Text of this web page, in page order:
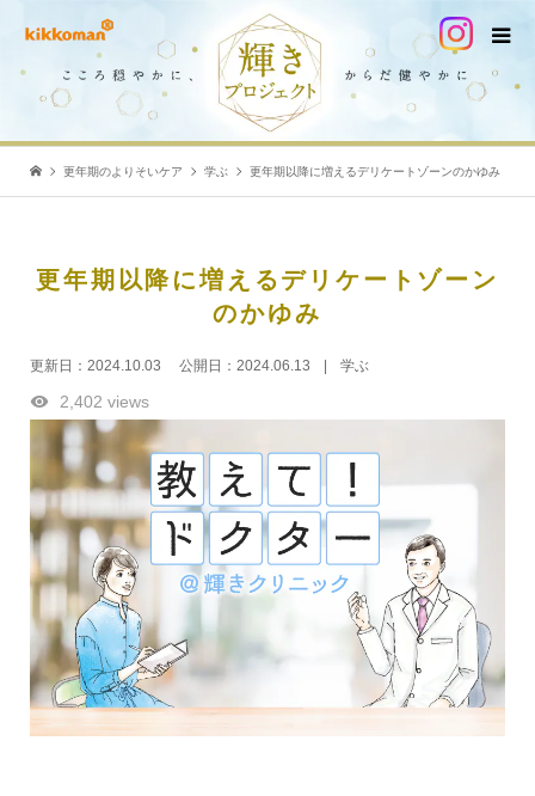
更年期のよりそいケア 学ぶ 更年期以降に増えるデリケートゾーンのかゆみ
更年期以降に増えるデリケートゾーン
のかゆみ
更新日： 2024.10.03 公開日： 2024.06.13 学ぶ
2,402 views